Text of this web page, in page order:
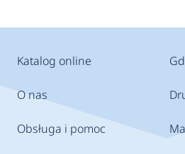
Katalog online
O nas
Obsługa i pomoc